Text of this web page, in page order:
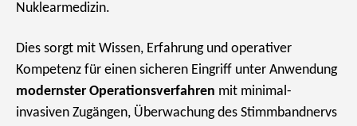
Nuklearmedizin.
Dies sorgt mit Wissen, Erfahrung und operativer
Kompetenz für einen sicheren Eingriff unter Anwendung
modernster Operationsverfahren mit minimal-
invasiven Zugängen, Überwachung des Stimmbandnervs